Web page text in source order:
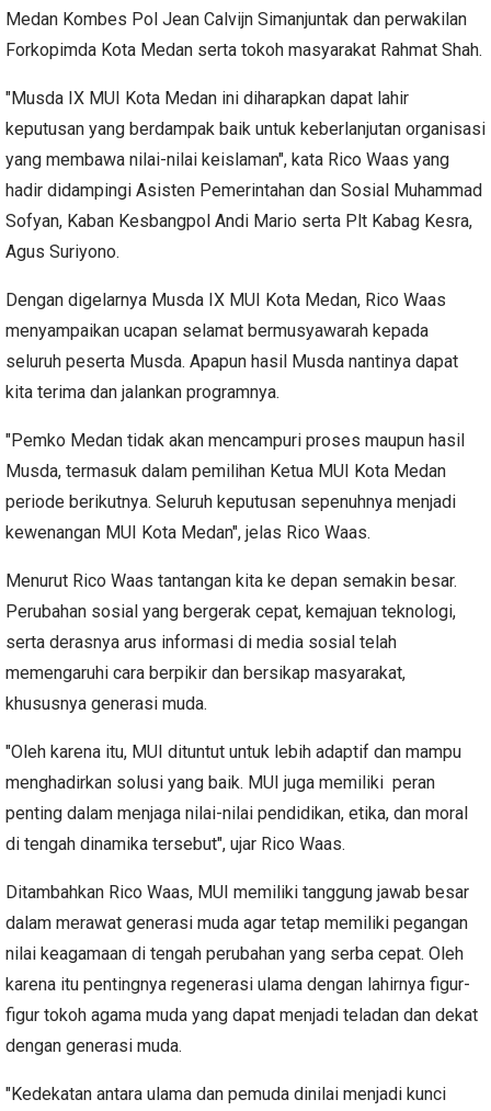
Medan Kombes Pol Jean Calvijn Simanjuntak dan perwakilan
Forkopimda Kota Medan serta tokoh masyarakat Rahmat Shah.
"Musda IX MUI Kota Medan ini diharapkan dapat lahir
keputusan yang berdampak baik untuk keberlanjutan organisasi
yang membawa nilai-nilai keislaman", kata Rico Waas yang
hadir didampingi Asisten Pemerintahan dan Sosial Muhammad
Sofyan, Kaban Kesbangpol Andi Mario serta Plt Kabag Kesra,
Agus Suriyono.
Dengan digelarnya Musda IX MUI Kota Medan, Rico Waas
menyampaikan ucapan selamat bermusyawarah kepada
seluruh peserta Musda. Apapun hasil Musda nantinya dapat
kita terima dan jalankan programnya.
"Pemko Medan tidak akan mencampuri proses maupun hasil
Musda, termasuk dalam pemilihan Ketua MUI Kota Medan
periode berikutnya. Seluruh keputusan sepenuhnya menjadi
kewenangan MUI Kota Medan", jelas Rico Waas.
Menurut Rico Waas tantangan kita ke depan semakin besar.
Perubahan sosial yang bergerak cepat, kemajuan teknologi,
serta derasnya arus informasi di media sosial telah
memengaruhi cara berpikir dan bersikap masyarakat,
khususnya generasi muda.
"Oleh karena itu, MUI dituntut untuk lebih adaptif dan mampu
menghadirkan solusi yang baik. MUI juga memiliki peran
penting dalam menjaga nilai-nilai pendidikan, etika, dan moral
di tengah dinamika tersebut", ujar Rico Waas.
Ditambahkan Rico Waas, MUI memiliki tanggung jawab besar
dalam merawat generasi muda agar tetap memiliki pegangan
nilai keagamaan di tengah perubahan yang serba cepat. Oleh
karena itu pentingnya regenerasi ulama dengan lahirnya figur-
figur tokoh agama muda yang dapat menjadi teladan dan dekat
dengan generasi muda.
"Kedekatan antara ulama dan pemuda dinilai menjadi kunci